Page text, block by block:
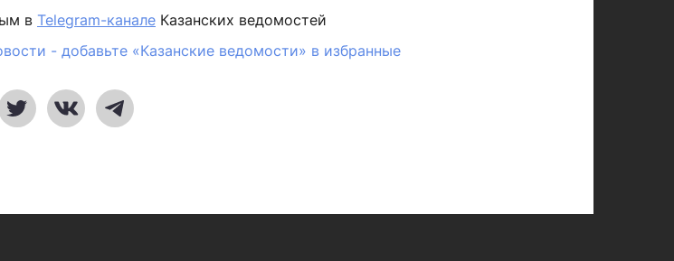
в Telegram-канале Казанских ведомостей
- добавьте «Казанские ведомости» в избранные